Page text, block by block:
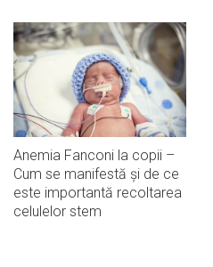
Anemia Fanconi la copii –
Cum se manifestă și de ce
este importantă recoltarea
celulelor stem